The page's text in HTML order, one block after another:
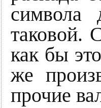
символа
таковой.
как бы
же
прочие